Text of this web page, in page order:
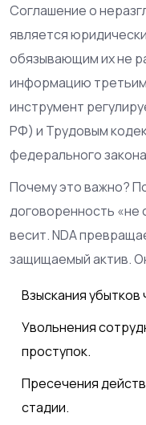
Соглашение о
является
обязывающим их не
информацию
инструмент
РФ) и Трудовым
федерального
Почему это важно?
договоренность «не
весит. NDA
защищаемый актив.
Взыскания убытков
Увольнения
проступок.
Пресечения
стадии.